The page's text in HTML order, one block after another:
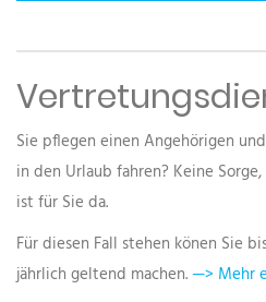
Sie pflegen einen Angehörigen
in den Urlaub fahren? Keine
ist für Sie da.
Für diesen Fall stehen könen Sie
jährlich geltend machen.—> Mehr